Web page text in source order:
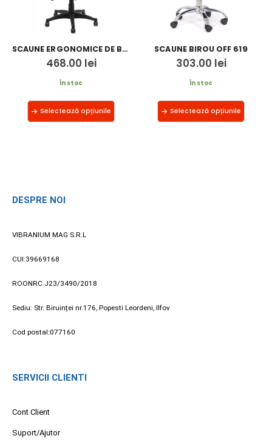
SCAUNE ERGONOMICE DE BIROU OFF 023
468.00 lei
În stoc
Selectează opțiunile
SCAUNE BIROU OFF 619
303.00 lei
În stoc
Selectează opțiunile
DESPRE NOI
VIBRANIUM MAG S.R.L
CUI:39669168
ROONRC.J23/3490/2018
Sediu: Str. Biruinței nr.176, Popesti Leordeni, Ilfov
Cod postal:077160
SERVICII CLIENTI
Cont Client
Suport/Ajutor